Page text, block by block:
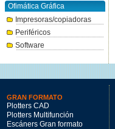
Ofimática Gráfica
Impresoras/copiadoras
Periféricos
Software
GRAN FORMATO
Plotters CAD
Plotters Multifunción
Escáners Gran formato